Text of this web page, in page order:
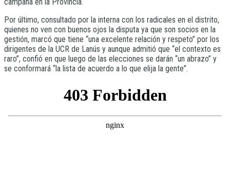
Por último, consultado por la interna con los radicales en el distrito,
quienes no ven con buenos ojos la disputa ya que son socios en la
gestión, marcó que tiene “una excelente relación y respeto” por los
dirigentes de la UCR de Lanús y aunque admitió que “el contexto es
raro”, confió en que luego de las elecciones se darán “un abrazo” y
se conformará “la lista de acuerdo a lo que elija la gente”.